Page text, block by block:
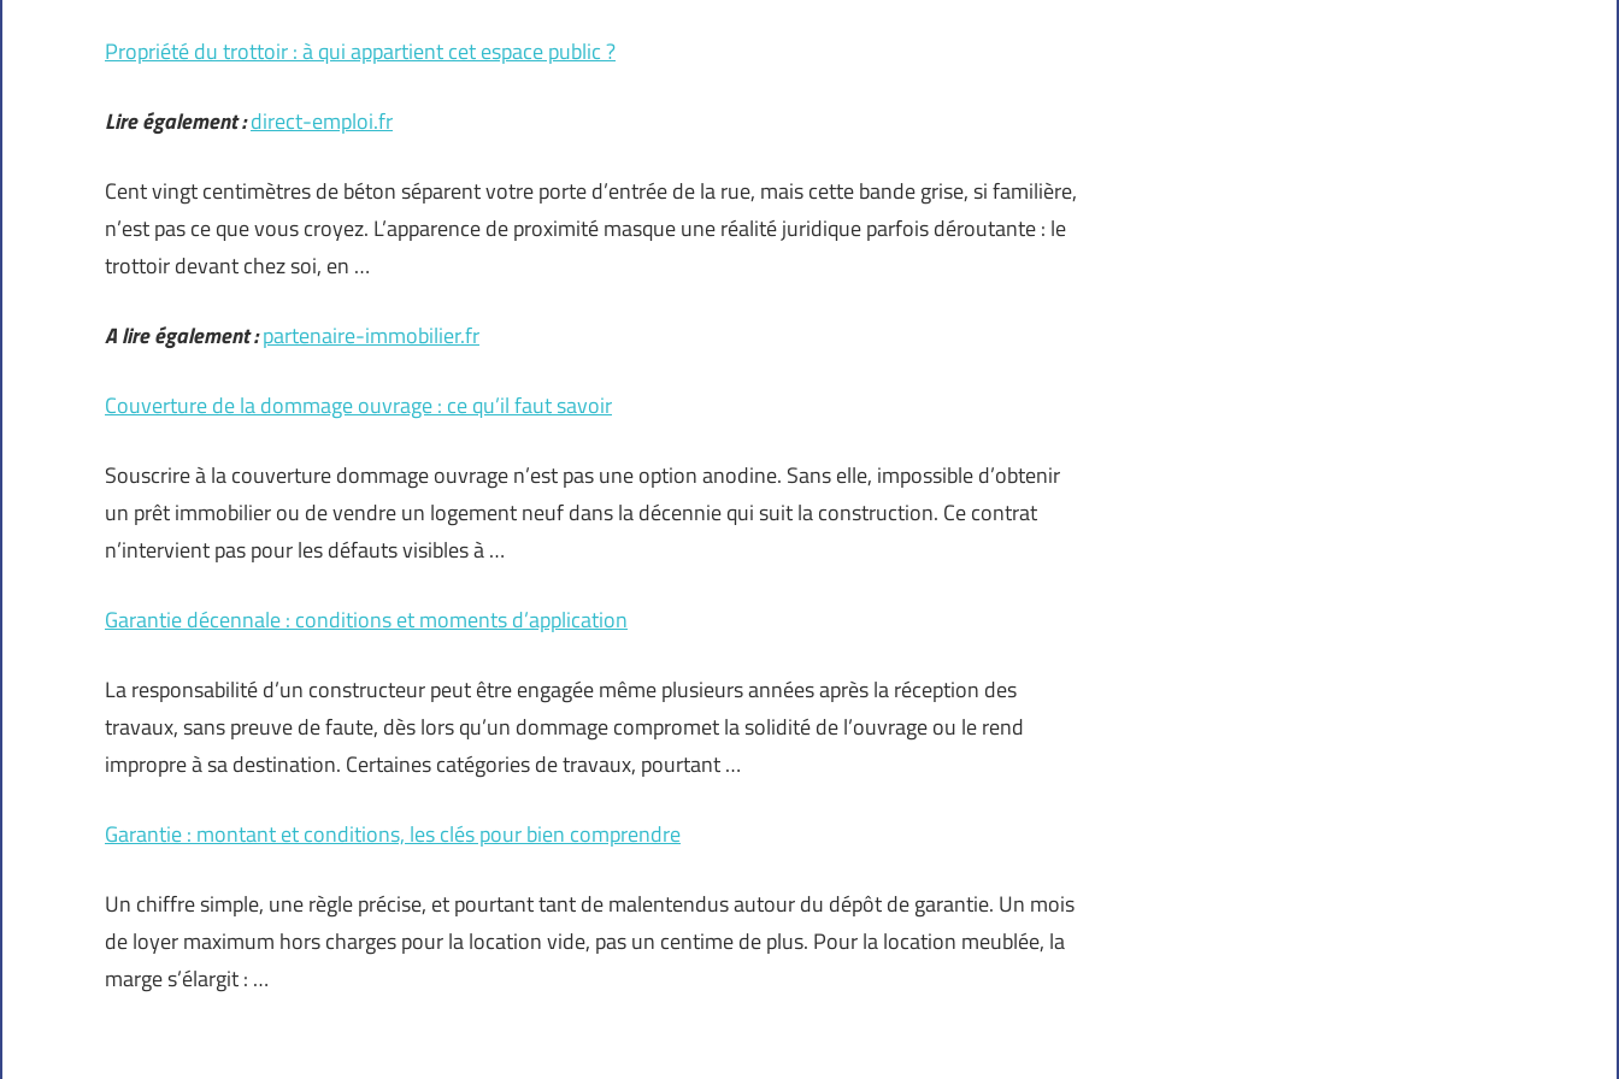
Propriété du trottoir : à qui appartient cet espace public ?
Lire également :direct-emploi.fr
Cent vingt centimètres de béton séparent votre porte d’entrée de la rue, mais cette bande grise, si familière,
n’est pas ce que vous croyez. L’apparence de proximité masque une réalité juridique parfois déroutante : le
trottoir devant chez soi, en …
A lire également :partenaire-immobilier.fr
Couverture de la dommage ouvrage : ce qu’il faut savoir
Souscrire à la couverture dommage ouvrage n’est pas une option anodine. Sans elle, impossible d’obtenir
un prêt immobilier ou de vendre un logement neuf dans la décennie qui suit la construction. Ce contrat
n’intervient pas pour les défauts visibles à …
Garantie décennale : conditions et moments d’application
La responsabilité d’un constructeur peut être engagée même plusieurs années après la réception des
travaux, sans preuve de faute, dès lors qu’un dommage compromet la solidité de l’ouvrage ou le rend
impropre à sa destination. Certaines catégories de travaux, pourtant …
Garantie : montant et conditions, les clés pour bien comprendre
Un chiffre simple, une règle précise, et pourtant tant de malentendus autour du dépôt de garantie. Un mois
de loyer maximum hors charges pour la location vide, pas un centime de plus. Pour la location meublée, la
marge s’élargit : …